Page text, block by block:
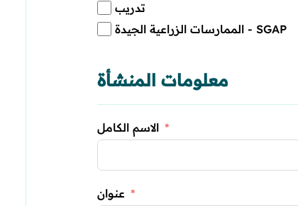
تدريب
الممارسات الزراعية الجيدة - SGAP
معلومات المنشأة
الاسم الكامل
عنوان